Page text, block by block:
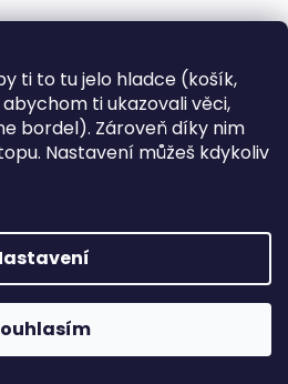
ti to tu jelo hladce (košík,
ti ukazovali věci,
bordel). Zároveň díky nim
Nastavení můžeš kdykoliv
mikina Speed 54
🎯 POTISKNU PRO TEBE •
odesílám do 7–10
DETAIL
solar – černá mikina, co se
nevnucuje,...